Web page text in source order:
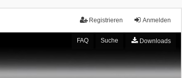
Anmelden
Registrieren
FAQ Suche Downloads